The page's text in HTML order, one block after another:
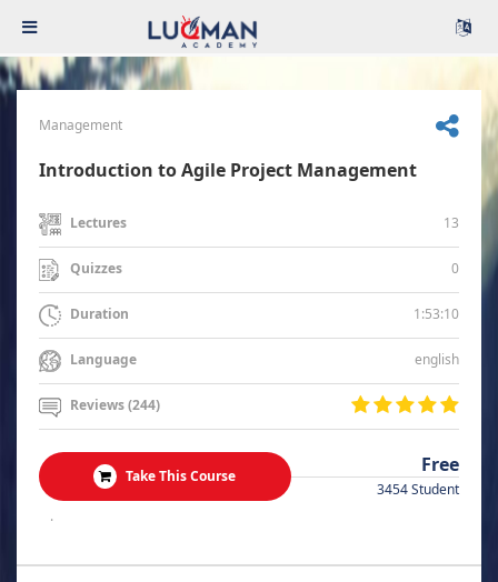
Management
Introduction to Agile Project Management
Lectures 13
Quizzes 0
Duration 1:53:10
Language english
Reviews (244)
Take This Course Free
3454 Student
.